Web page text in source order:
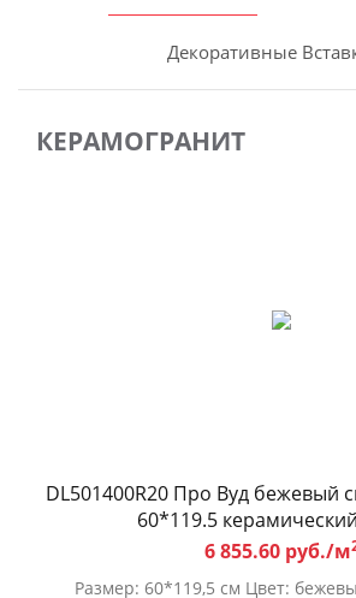
Декоративные
КЕРАМОГРАНИТ
DL501400R20 Про Вуд бежевый
60*119.5
6 855.60 руб./м
Размер: 60*119,5 см Цвет: